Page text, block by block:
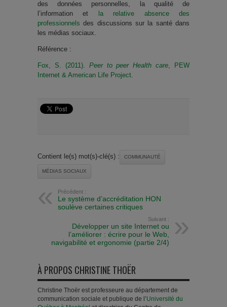
des données personnelles, la qualité de
l’information et
la relative absence des
professionnels des discussions sur la santé dans
les médias sociaux.
Référence :
Fox, S. (2011). Peer to peer Health care , PEW
Internet & American Life Project
Contient le(s) mot(s)-clé(s) : COMMUNAUTÉ
MÉDIAS SOCIAUX
Précédent :
Le système d’accréditation HON
soulève certaines critiques
Suivant :
Développer un site Internet ou
l’améliorer : écrire pour le Web,
navigabilité et ergonomie (partie 2/4)
À PROPOS CHRISTINE THOËR
Christine Thoër est professeure au département de
communication sociale et publique de l’Université du